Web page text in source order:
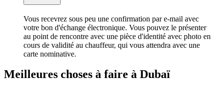
Vous recevrez sous peu une confirmation par e-mail avec
votre bon d'échange électronique. Vous pouvez le présenter
au point de rencontre avec une pièce d'identité avec photo en
cours de validité au chauffeur, qui vous attendra avec une
carte nominative.
Meilleures choses à faire à Dubaï